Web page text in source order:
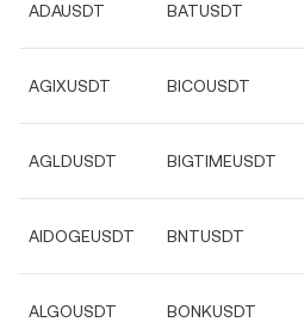
ADAUSDT BATUSDT
AGIXUSDT BICOUSDT
AGLDUSDT BIGTIMEUSDT
AIDOGEUSDT BNTUSDT
ALGOUSDT BONKUSDT